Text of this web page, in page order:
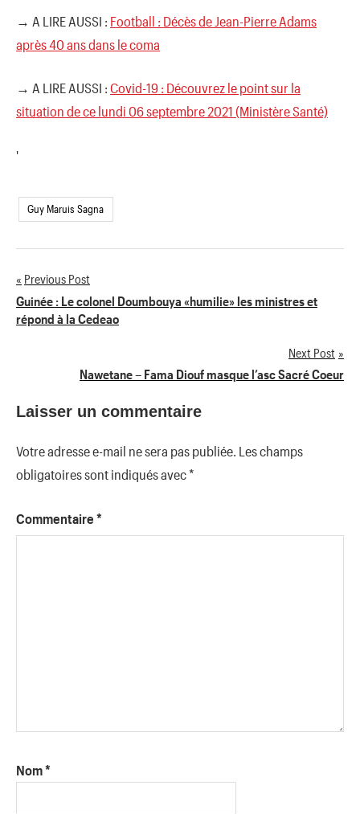
→ A LIRE AUSSI : Football : Décès de Jean-Pierre Adams
après 40 ans dans le coma
→ A LIRE AUSSI : Covid-19 : Découvrez le point sur la
situation de ce lundi 06 septembre 2021 (Ministère Santé)
'
Guy Maruis Sagna
Navigation
de
Previous Post
Guinée : Le colonel Doumbouya «humilie» les ministres et
répond à la Cedeao
Next Post
Nawetane – Fama Diouf masque l’asc Sacré Coeur
Laisser un commentaire
Votre adresse e-mail ne sera pas publiée. Les champs
obligatoires sont indiqués avec*
Commentaire *
Nom*